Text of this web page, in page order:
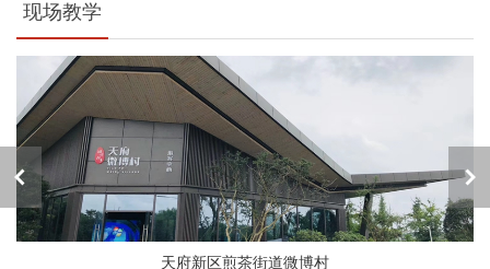
现场教学
天府新区煎茶街道微博村